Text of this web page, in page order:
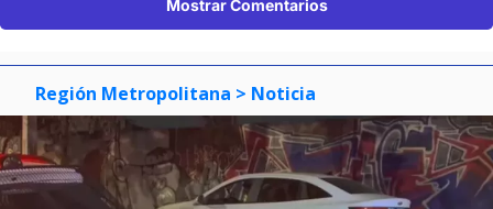
Mostrar Comentarios
Región Metropolitana > Noticia